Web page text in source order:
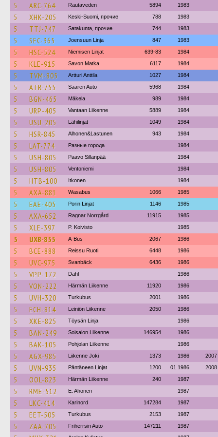
5 ARC-764 Rautaveden 5894 1983
5 XHK-205 Keski-Suomi, прочие 788 1983
5 TTJ-747 Satakunta, прочие 744 1983
5 SEC-365 Joensuun Linja 847 1983
5 HSC-524 Niemisen Linjat 639-83 1984
5 KLE-915 Savon Matka 6117 1984
5 TVM-805 Artturi Anttila 1027 1984
5 ATR-755 Saaren Auto 5968 1984
5 BGN-465 Mäkela 989 1984
5 URP-405 Vantaan Liikenne 5889 1984
5 USU-205 Lähilinjat 1049 1984
5 HSR-845 Alhonen&Lastunen 943 1984
5 LAT-774 Разные города 1984
5 USH-805 Paavo Sillanpää 1984
5 USH-805 Ventoniemi 1984
5 HTB-100 Itkonen 1984
5 AXA-881 Wasabus 1066 1985
5 EAE-405 Porin Linjat 1146 1985
5 AXA-652 Ragnar Norrgård 11915 1985
5 XLE-397 P. Koivisto 1985
5 UXB-855 A-Bus 2067 1986
5 BCE-888 Reissu Ruoti 6448 1986
5 UVC-975 Svanbäck 6436 1986
5 VPP-172 Dahl 1986
5 VON-222 Härmän Liikenne 11920 1986
5 UVH-320 Turkubus 2001 1986
5 ECH-814 Leiniön Liikenne 2050 1986
5 XKE-825 Töysän Linja 1986
5 BAN-249 Soisalon Liikenne 146954 1986
5 BAK-105 Pohjolan Liikenne 1986
5 AGX-985 Liikenne Joki 1373 1986 2007
5 UVN-935 Päntäneen Linjat 1200 01.1986 2008
5 OOL-823 Härmän Liikenne 240 1987
5 RME-512 E. Ahonen 1987
5 LKC-414 Karinord 147284 1987
5 EET-505 Turkubus 2153 1987
5 ZAA-705 Friherrsin Auto 147211 1987